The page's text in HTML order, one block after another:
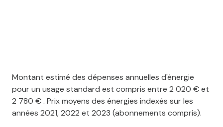
Montant estimé des dépenses annuelles d'énergie
pour un usage standard est compris entre 2 020 € et
2 780 € . Prix moyens des énergies indexés sur les
années 2021, 2022 et 2023 (abonnements compris).